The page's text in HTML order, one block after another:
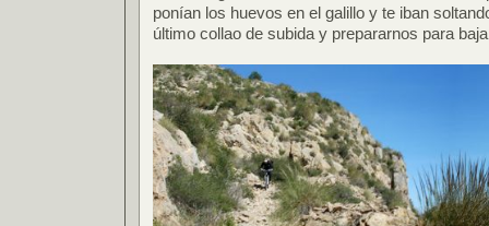
ponían los huevos en el galillo y te iban
último collao de subida y prepararnos para